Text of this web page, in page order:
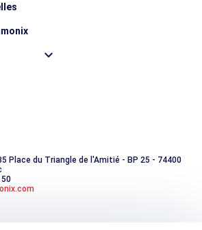
Place du Triangle de l'Amitié - BP 25 - 74400
50